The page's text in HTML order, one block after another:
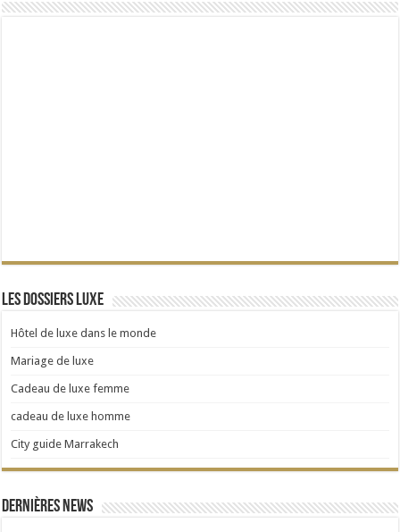
Les dossiers Luxe
Hôtel de luxe dans le monde
Mariage de luxe
Cadeau de luxe femme
cadeau de luxe homme
City guide Marrakech
Dernières news